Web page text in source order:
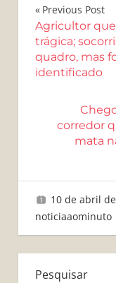
de
Post
Previous Post
Agricultor
trágica;
quadro, mas
identificado
corredor
mata
10 de abril
noticiaaominuto
Pesquisar